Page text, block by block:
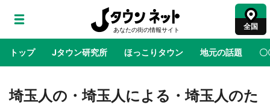
全国
トップ Jタウン研究所 ほっこりタウン 地元の話題 〇
地域×二次元 絶景 あの時はありがとう 物語がはじ
埼玉人の・埼玉人による・埼玉人のた